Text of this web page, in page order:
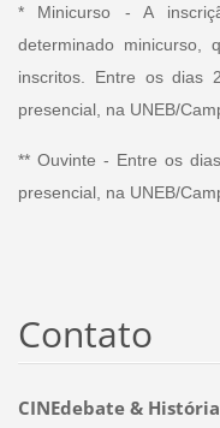
* Minicurso - A
determinado minicurso,
inscritos. Entre os dias
presencial, na UNEB/
** Ouvinte - Entre os
presencial, na UNEB/
Contato
CINEdebate & História